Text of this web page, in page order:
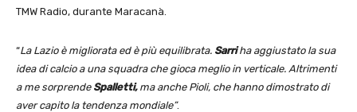
TMW Radio, durante Maracanà.
“La Lazio è migliorata ed è più equilibrata. Sarriha aggiustato la sua
idea di calcio a una squadra che gioca meglio in verticale. Altrimenti
a me sorprende Spalletti,ma anche Pioli, che hanno dimostrato di
aver capito la tendenza mondiale”.